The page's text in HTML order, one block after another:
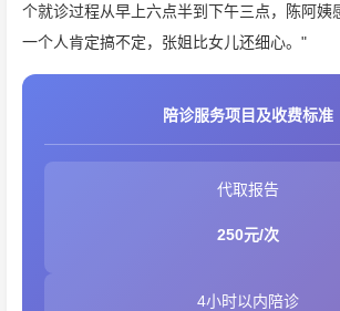
个就诊过程从早上六点半到下午三点，陈阿姨
一个人肯定搞不定，张姐比女儿还细心。"
陪诊服务项目及收费标准
代取报告
250元/次
4小时以内陪诊